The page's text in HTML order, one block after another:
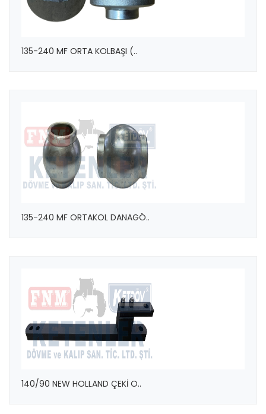
135-240 MF ORTA KOLBAŞI (..
135-240 MF ORTAKOL DANAGÖ..
140/90 NEW HOLLAND ÇEKİ O..